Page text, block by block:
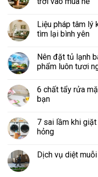
Liệu pháp tâm lý
tìm lại bình yên
Nên đặt tủ lạnh
phẩm luôn tươi
6 chất tẩy rửa
bạn
7 sai lầm khi giặt
hỏng
Dịch vụ diệt